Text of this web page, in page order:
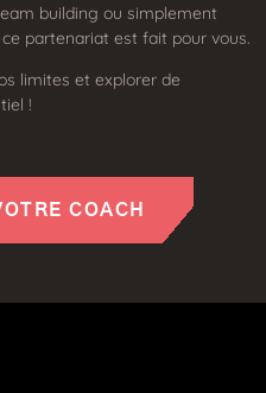
building ou simplement
partenariat est fait pour vous.
limites et explorer de
!
COACH